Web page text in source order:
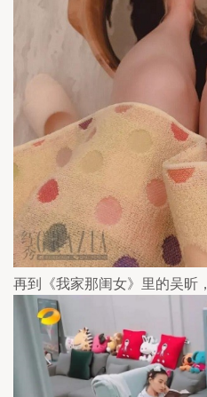
再到《我家那闺女》里的吴昕，